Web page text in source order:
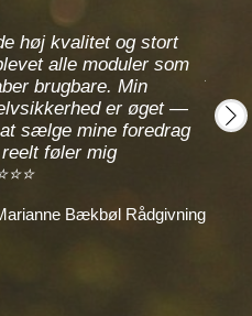
høj kvalitet og stort
alle moduler som
brugbare. Min
er øget —
sælge mine foredrag
føler mig
Bækbøl Rådgivning